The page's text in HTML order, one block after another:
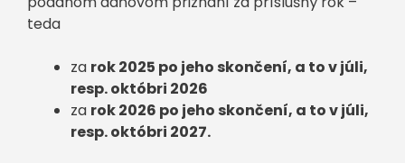
teda
za rok 2025 po jeho skončení, a tov júli,
resp. októbri 2026
za rok 2026 po jeho skončení, a tov júli,
resp. októbri 2027.